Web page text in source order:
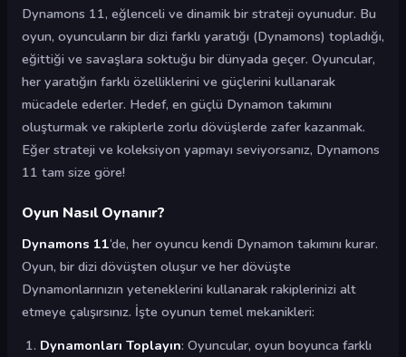
Dynamons 11, eğlenceli ve dinamik bir strateji oyunudur. Bu
oyun, oyuncuların bir dizi farklı yaratığı (Dynamons) topladığı,
eğittiği ve savaşlara soktuğu bir dünyada geçer. Oyuncular,
her yaratığın farklı özelliklerini ve güçlerini kullanarak
mücadele ederler. Hedef, en güçlü Dynamon takımını
oluşturmak ve rakiplerle zorlu dövüşlerde zafer kazanmak.
Eğer strateji ve koleksiyon yapmayı seviyorsanız, Dynamons
11 tam size göre!
Oyun Nasıl Oynanır?
Dynamons 11‘de, her oyuncu kendi Dynamon takımını kurar.
Oyun, bir dizi dövüşten oluşur ve her dövüşte
Dynamonlarınızın yeteneklerini kullanarak rakiplerinizi alt
etmeye çalışırsınız. İşte oyunun temel mekanikleri:
Dynamonları Toplayın: Oyuncular, oyun boyunca farklı